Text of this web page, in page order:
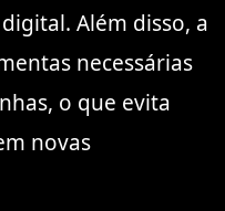
Além disso, a
necessárias
o que evita
novas